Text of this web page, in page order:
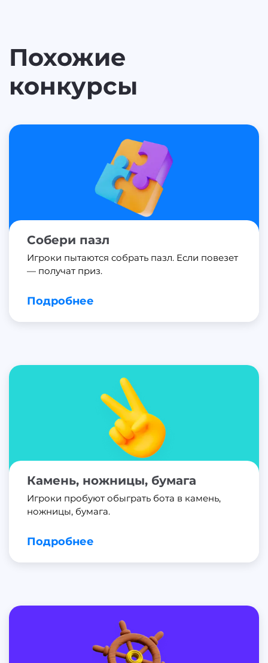
Похожие
конкурсы
Собери пазл
Игроки пытаются собрать пазл. Если повезет
— получат приз.
Подробнее
Камень, ножницы, бумага
Игроки пробуют обыграть бота в камень,
ножницы, бумага.
Подробнее